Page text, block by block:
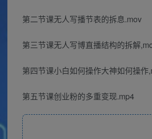
第二节课无人写播节表的拆息.mov
第三节课无人写博直播结构的拆解
第四节课小白如何操作大神如何操作
第五节课创业粉的多重变现.mp4